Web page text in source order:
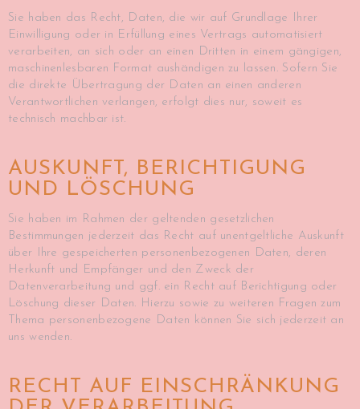
Sie haben das Recht, Daten, die wir auf Grundlage Ihrer
Einwilligung oder in Erfüllung eines Vertrags automatisiert
verarbeiten, an sich oder an einen Dritten in einem gängigen,
maschinenlesbaren Format aushändigen zu lassen. Sofern Sie
die direkte Übertragung der Daten an einen anderen
Verantwortlichen verlangen, erfolgt dies nur, soweit es
technisch machbar ist.
AUSKUNFT, BERICHTIGUNG
UND LÖSCHUNG
Sie haben im Rahmen der geltenden gesetzlichen
Bestimmungen jederzeit das Recht auf unentgeltliche Auskunft
über Ihre gespeicherten personenbezogenen Daten, deren
Herkunft und Empfänger und den Zweck der
Datenverarbeitung und ggf. ein Recht auf Berichtigung oder
Löschung dieser Daten. Hierzu sowie zu weiteren Fragen zum
Thema personenbezogene Daten können Sie sich jederzeit an
uns wenden.
RECHT AUF EINSCHRÄNKUNG